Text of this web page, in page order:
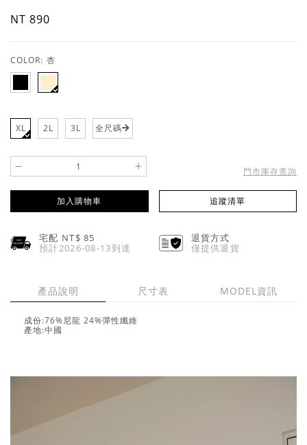
NT 890
COLOR: 杏
XL 2L 3L 全尺碼
- + 門市庫存查詢
加入購物車 追蹤清單
宅配 NT$85
預計2026-08-13到達
退貨方式
僅提供退貨
產品說明 尺寸表 MODEL資訊
成份:76%尼龍 24%彈性纖維
產地:中國